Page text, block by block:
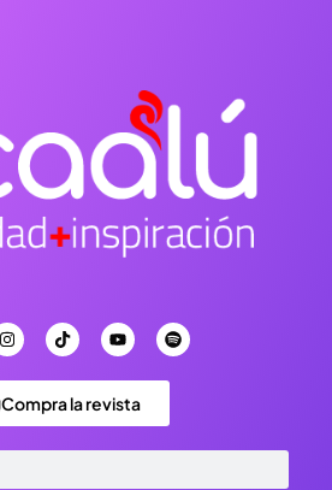
Compra la revista